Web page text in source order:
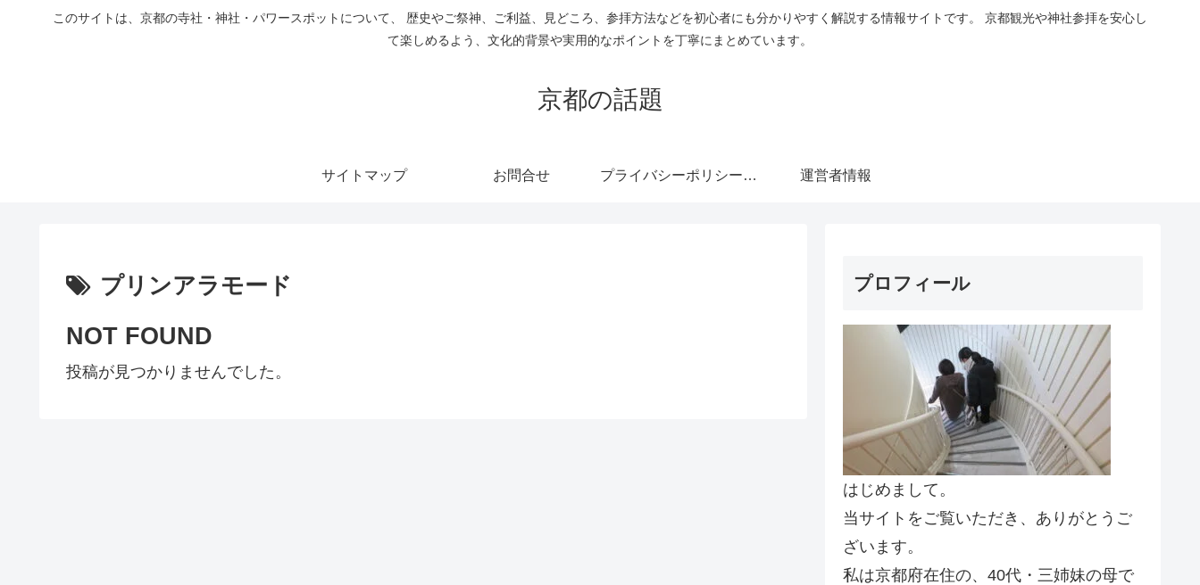
このサイトは、京都の寺社・神社・パワースポットについて、 歴史やご祭神、ご利益、見どころ、参拝方法などを初心者にも分かりやすく解説する情報サイトです。 京都観光や神社参拝を安心し
て楽しめるよう、文化的背景や実用的なポイントを丁寧にまとめています。
京都の話題
サイトマップ お問合せ プライバシーポリシー・免責事項 運営者情報
プリンアラモード
NOT FOUND
投稿が見つかりませんでした。
プロフィール
はじめまして。
当サイトをご覧いただき、ありがとうご
ざいます。
私は京都府在住の、40代・三姉妹の母で